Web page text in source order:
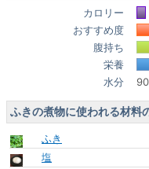
カロリー
おすすめ度
腹持ち
栄養
水分
ふきの煮物に使われる材料
ふき
塩